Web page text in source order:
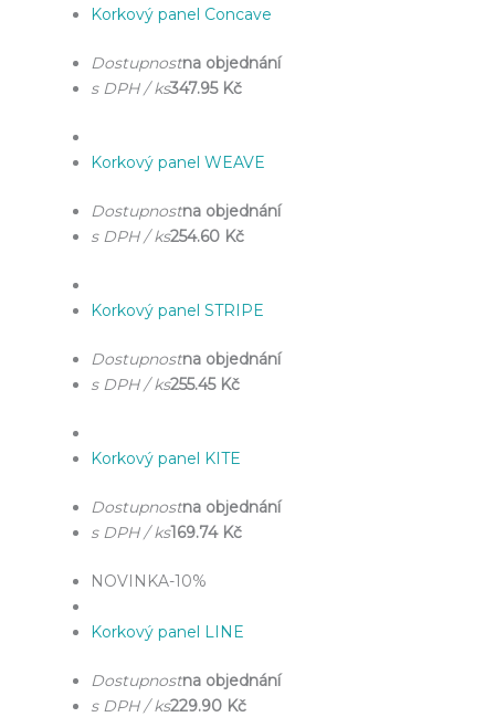
Korkový panel Concave
Dostupnostna objednání
s DPH / ks347.95 Kč
Korkový panel WEAVE
Dostupnostna objednání
s DPH / ks254.60 Kč
Korkový panel STRIPE
Dostupnostna objednání
s DPH / ks255.45 Kč
Korkový panel KITE
Dostupnostna objednání
s DPH / ks169.74 Kč
NOVINKA-10%
Korkový panel LINE
Dostupnostna objednání
s DPH / ks229.90 Kč